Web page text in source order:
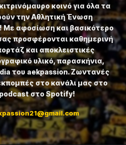
κοινό για όλα τα
την Αθλητική Ένωση
αφοσίωση και βασικότερο
προσφέρονται καθημερινή
και αποκλειστικές
υλικό, παρασκήνια,
του aekpassion. Ζωντανές
στο κανάλι μας στο
στο Spotify!